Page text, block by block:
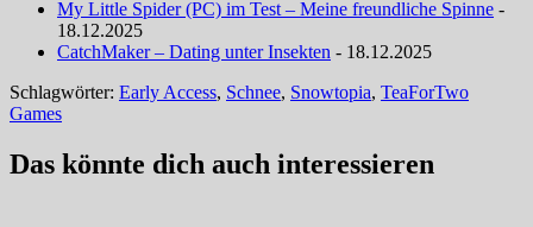
My Little Spider (PC) im Test – Meine freundliche Spinne -
18.12.2025
CatchMaker – Dating unter Insekten - 18.12.2025
Schlagwörter: Early Access, Schnee, Snowtopia, TeaForTwo
Games
Das könnte dich auch interessieren